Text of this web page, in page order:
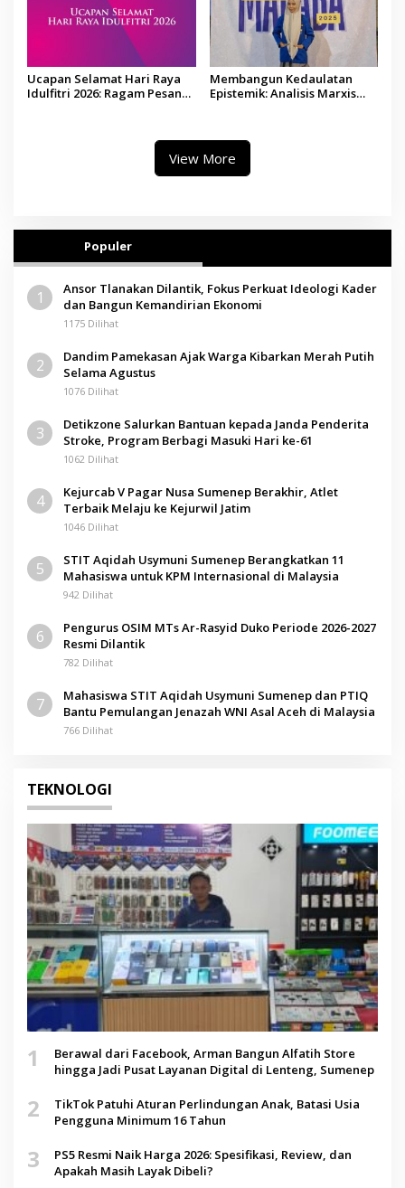
Ucapan Selamat Hari Raya
Idulfitri 2026: Ragam Pesan
Membangun Kedaulatan
Epistemik: Analisis Marxis
View More
Populer
1
Ansor Tlanakan Dilantik, Fokus Perkuat Ideologi Kader
dan Bangun Kemandirian Ekonomi
1175 Dilihat
2
Dandim Pamekasan Ajak Warga Kibarkan Merah Putih
Selama Agustus
1076 Dilihat
3
Detikzone Salurkan Bantuan kepada Janda Penderita
Stroke, Program Berbagi Masuki Hari ke-61
1062 Dilihat
4
Kejurcab V Pagar Nusa Sumenep Berakhir, Atlet
Terbaik Melaju ke Kejurwil Jatim
1046 Dilihat
5
STIT Aqidah Usymuni Sumenep Berangkatkan 11
Mahasiswa untuk KPM Internasional di Malaysia
942 Dilihat
6
Pengurus OSIM MTs Ar-Rasyid Duko Periode 2026-2027
Resmi Dilantik
782 Dilihat
7
Mahasiswa STIT Aqidah Usymuni Sumenep dan PTIQ
Bantu Pemulangan Jenazah WNI Asal Aceh di Malaysia
766 Dilihat
TEKNOLOGI
1
Berawal dari Facebook, Arman Bangun Alfatih Store
hingga Jadi Pusat Layanan Digital di Lenteng, Sumenep
2
TikTok Patuhi Aturan Perlindungan Anak, Batasi Usia
Pengguna Minimum 16 Tahun
3
PS5 Resmi Naik Harga 2026: Spesifikasi, Review, dan
Apakah Masih Layak Dibeli?